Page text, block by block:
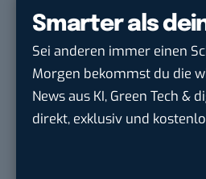
Smarter als
Sei anderen immer einen
Morgen bekommst du die
News aus KI, Green Tech &
direkt, exklusiv und
Editorial Prompt
Motor Presse
Stuttgart